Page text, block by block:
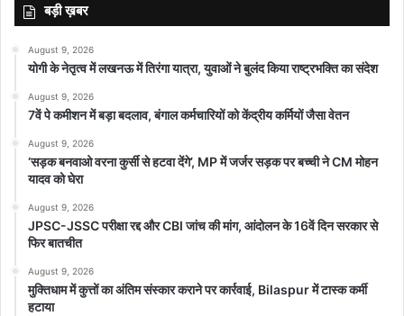
बड़ी ख़बर
August 9, 2026
योगी के नेतृत्व में लखनऊ में तिरंगा यात्रा, युवाओं ने बुलंद किया राष्ट्रभक्ति का संदेश
August 9, 2026
7वें पे कमीशन में बड़ा बदलाव, बंगाल कर्मचारियों को केंद्रीय कर्मियों जैसा वेतन
August 9, 2026
‘सड़क बनवाओ वरना कुर्सी से हटवा देंगे’, MP में जर्जर सड़क पर बच्ची ने CM मोहन
यादव को घेरा
August 9, 2026
JPSC-JSSC परीक्षा रद्द और CBI जांच की मांग, आंदोलन के 16वें दिन सरकार से
फिर बातचीत
August 9, 2026
मुक्तिधाम में कुत्तों का अंतिम संस्कार कराने पर कार्रवाई, Bilaspur में टास्क कर्मी
हटाया